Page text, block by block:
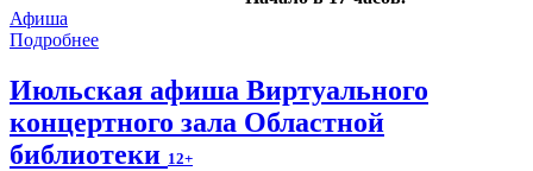
Афиша
Подробнее
Июльская афиша Виртуального
концертного зала Областной
библиотеки 12+